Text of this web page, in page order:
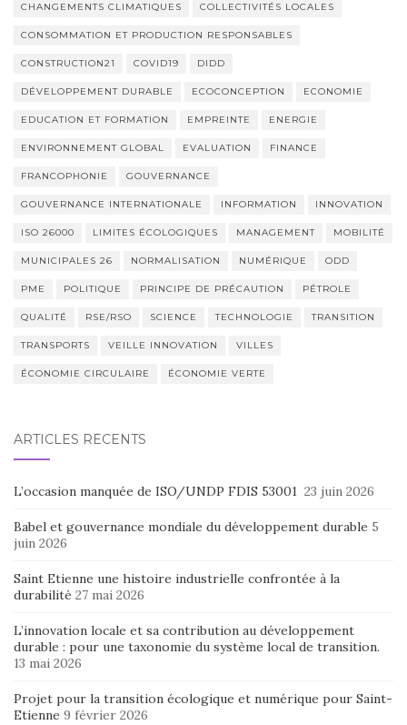
CHANGEMENTS CLIMATIQUES COLLECTIVITÉS LOCALES
CONSOMMATION ET PRODUCTION RESPONSABLES
CONSTRUCTION21 COVID19 DIDD
DÉVELOPPEMENT DURABLE ECOCONCEPTION ECONOMIE
EDUCATION ET FORMATION EMPREINTE ENERGIE
ENVIRONNEMENT GLOBAL EVALUATION FINANCE
FRANCOPHONIE GOUVERNANCE
GOUVERNANCE INTERNATIONALE INFORMATION INNOVATION
ISO 26000 LIMITES ÉCOLOGIQUES MANAGEMENT MOBILITÉ
MUNICIPALES 26 NORMALISATION NUMÉRIQUE ODD
PME POLITIQUE PRINCIPE DE PRÉCAUTION PÉTROLE
QUALITÉ RSE/RSO SCIENCE TECHNOLOGIE TRANSITION
TRANSPORTS VEILLE INNOVATION VILLES
ÉCONOMIE CIRCULAIRE ÉCONOMIE VERTE
ARTICLES RÉCENTS
L’occasion manquée de ISO/UNDP FDIS 53001 23 juin 2026
Babel et gouvernance mondiale du développement durable 5
juin 2026
Saint Etienne une histoire industrielle confrontée à la
durabilité 27 mai 2026
L’innovation locale et sa contribution au développement
durable : pour une taxonomie du système local de transition.
13 mai 2026
Projet pour la transition écologique et numérique pour Saint-
Etienne 9 février 2026